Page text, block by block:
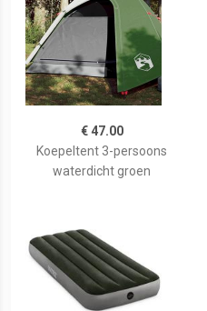
€ 47.00
Koepeltent 3-persoons
waterdicht groen